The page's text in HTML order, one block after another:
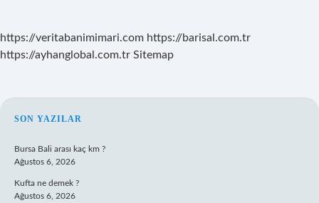
https://veritabanimimari.com https://barisal.com.tr
https://ayhanglobal.com.tr Sitemap
SIDEBAR
SON YAZILAR
Bursa Bali arası kaç km ?
Ağustos 6, 2026
Kufta ne demek ?
Ağustos 6, 2026